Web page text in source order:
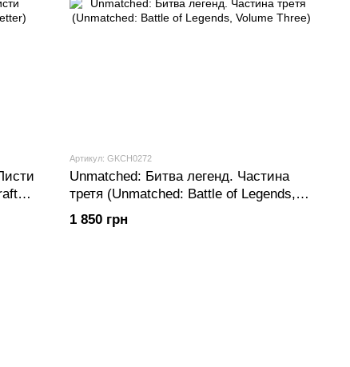
Артикул: GKCH0272
Unmatched: Битва легенд. Частина
третя (Unmatched: Battle of Legends,
Volume Three)
1 850 грн